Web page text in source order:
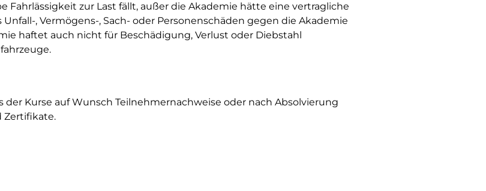
Fahrlässigkeit zur Last fällt, außer die Akademie hätte eine vertragliche
, Vermögens-, Sach- oder Personenschäden gegen die Akademie
haftet auch nicht für Beschädigung, Verlust oder Diebstahl
Kurse auf Wunsch Teilnehmernachweise oder nach Absolvierung
Zertifikate.